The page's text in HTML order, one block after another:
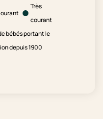
Très
courant
bébés portant le
depuis 1900